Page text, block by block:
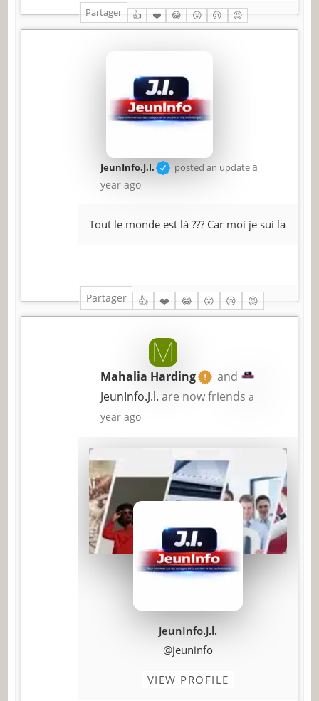
Partager 👍 ❤️ 😂 😮 😢 😡
JeunInfo.J.l. posted an updatea
year ago
Tout le monde est là ??? Car moi je sui la
Partager 👍 ❤️ 😂 😮 😢 😡
Mahalia Harding
and
JeunInfo.J.l. are now friends a
year ago
JeunInfo.J.l.
@jeuninfo
VIEW PROFILE